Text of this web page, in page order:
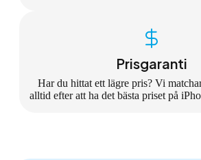
Prisgaranti
Har du hittat ett lägre pris? Vi
alltid efter att ha det bästa priset på